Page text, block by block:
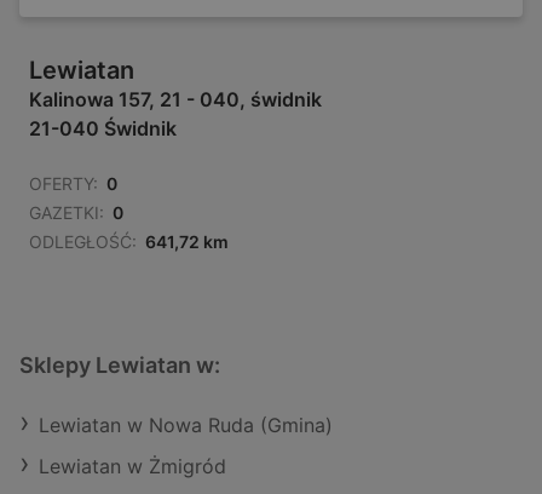
Lewiatan
Kalinowa 157, 21 - 040, świdnik
21-040 Świdnik
OFERTY: 0
GAZETKI: 0
ODLEGŁOŚĆ: 641,72 km
Sklepy Lewiatan w:
Lewiatan w Nowa Ruda (Gmina)
Lewiatan w Żmigród